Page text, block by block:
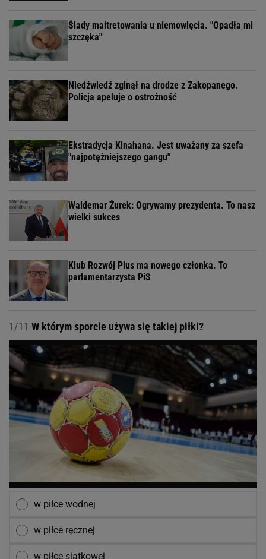
Ślady maltretowania u niemowlęcia. "Opadła mi
szczęka"
Niedźwiedź zginął na drodze z Zakopanego.
Policja apeluje o ostrożność
Ekstradycja Kinahana. Jest uważany za szefa
"najpotężniejszego gangu"
Waldemar Żurek: Ogrywamy prezydenta. To nasz
wielki sukces
Klub Rozwój Plus ma nowego członka. To
parlamentarzysta PiS
1/11 W którym sporcie używa się takiej piłki?
w piłce wodnej
w piłce ręcznej
w piłce siatkowej